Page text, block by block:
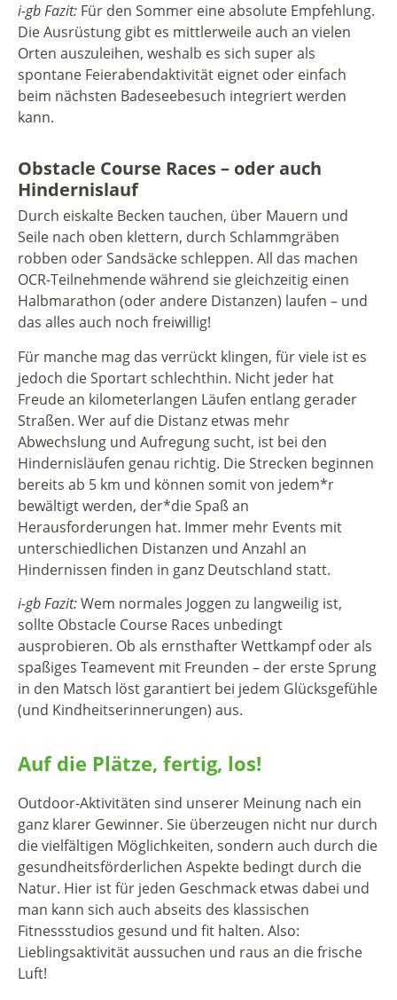
i-gb Fazit: Für den Sommer eine absolute Empfehlung.
Die Ausrüstung gibt es mittlerweile auch an vielen
Orten auszuleihen, weshalb es sich super als
spontane Feierabendaktivität eignet oder einfach
beim nächsten Badeseebesuch integriert werden
kann.
Obstacle Course Races – oder auch
Hindernislauf
Durch eiskalte Becken tauchen, über Mauern und
Seile nach oben klettern, durch Schlammgräben
robben oder Sandsäcke schleppen. All das machen
OCR-Teilnehmende während sie gleichzeitig einen
Halbmarathon (oder andere Distanzen) laufen – und
das alles auch noch freiwillig!
Für manche mag das verrückt klingen, für viele ist es
jedoch die Sportart schlechthin. Nicht jeder hat
Freude an kilometerlangen Läufen entlang gerader
Straßen. Wer auf die Distanz etwas mehr
Abwechslung und Aufregung sucht, ist bei den
Hindernisläufen genau richtig. Die Strecken beginnen
bereits ab 5 km und können somit von jedem*r
bewältigt werden, der*die Spaß an
Herausforderungen hat. Immer mehr Events mit
unterschiedlichen Distanzen und Anzahl an
Hindernissen finden in ganz Deutschland statt.
i-gb Fazit:Wem normales Joggen zu langweilig ist,
sollte Obstacle Course Races unbedingt
ausprobieren. Ob als ernsthafter Wettkampf oder als
spaßiges Teamevent mit Freunden – der erste Sprung
in den Matsch löst garantiert bei jedem Glücksgefühle
(und Kindheitserinnerungen) aus.
Auf die Plätze, fertig, los!
Outdoor-Aktivitäten sind unserer Meinung nach ein
ganz klarer Gewinner. Sie überzeugen nicht nur durch
die vielfältigen Möglichkeiten, sondern auch durch die
gesundheitsförderlichen Aspekte bedingt durch die
Natur. Hier ist für jeden Geschmack etwas dabei und
man kann sich auch abseits des klassischen
Fitnessstudios gesund und fit halten. Also:
Lieblingsaktivität aussuchen und raus an die frische
Luft!